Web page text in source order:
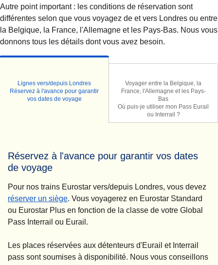
Autre point important : les conditions de réservation sont
différentes selon que vous voyagez de et vers Londres ou entre
la Belgique, la France, l'Allemagne et les Pays-Bas. Nous vous
donnons tous les détails dont vous avez besoin.
Lignes vers/depuis Londres
Réservez à l'avance pour garantir
vos dates de voyage
Voyager entre la Belgique, la
France, l'Allemagne et les Pays-
Bas
Où puis-je utiliser mon Pass Eurail
ou Interrail ?
Réservez à l'avance pour garantir vos dates
de voyage
Pour nos trains Eurostar vers/depuis Londres, vous devez
réserver un siège( Ouvre un nouvel onglet)
. Vous voyagerez en Eurostar Standard
ou Eurostar Plus en fonction de la classe de votre Global
Pass Interrail ou Eurail.
Les places réservées aux détenteurs d'Eurail et Interrail
pass sont soumises à disponibilité. Nous vous conseillons